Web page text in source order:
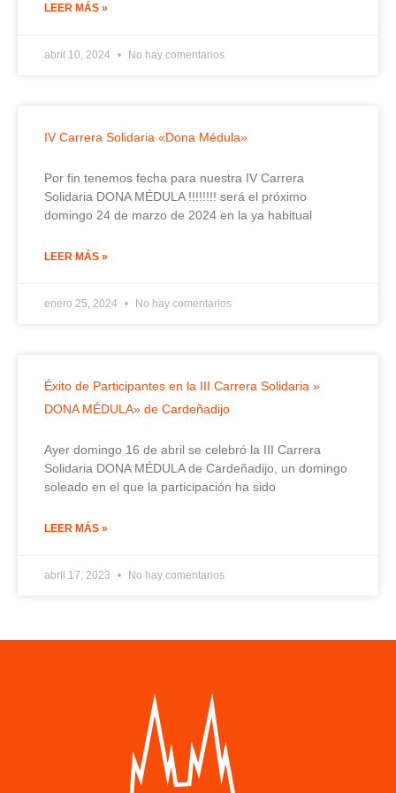
LEER MÁS »
abril 10, 2024 No hay comentarios
IV Carrera Solidaria «Dona Médula»
Por fin tenemos fecha para nuestra IV Carrera
Solidaria DONA MÉDULA !!!!!!!! será el próximo
domingo 24 de marzo de 2024 en la ya habitual
LEER MÁS »
enero 25, 2024 No hay comentarios
Éxito de Participantes en la III Carrera Solidaria »
DONA MÉDULA» de Cardeñadijo
Ayer domingo 16 de abril se celebró la III Carrera
Solidaria DONA MÉDULA de Cardeñadijo, un domingo
soleado en el que la participación ha sido
LEER MÁS »
abril 17, 2023 No hay comentarios